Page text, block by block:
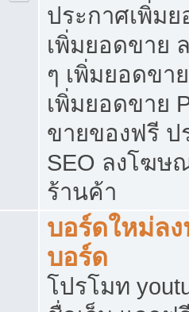
ประกาศเพิ่ม
เพิ่มยอดขาย
ๆ เพิ่มยอดขา
เพิ่มยอดขาย
ขายของฟรี ป
SEO ลงโฆษ
ร้านค้า
บอร์ดใหม่ลง
บอร์ด
โปรโมท